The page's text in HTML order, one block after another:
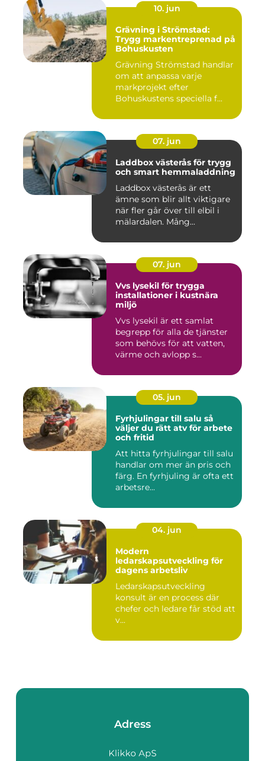
10. jun
Grävning i Strömstad:
Trygg markentreprenad på
Bohuskusten
Grävning Strömstad handlar
om att anpassa varje
markprojekt efter
Bohuskustens speciella f...
07. jun
Laddbox västerås för trygg
och smart hemmaladdning
Laddbox västerås är ett
ämne som blir allt viktigare
när fler går över till elbil i
mälardalen. Mång...
07. jun
Vvs lysekil för trygga
installationer i kustnära
miljö
Vvs lysekil är ett samlat
begrepp för alla de tjänster
som behövs för att vatten,
värme och avlopp s...
05. jun
Fyrhjulingar till salu så
väljer du rätt atv för arbete
och fritid
Att hitta fyrhjulingar till salu
handlar om mer än pris och
färg. En fyrhjuling är ofta ett
arbetsre...
04. jun
Modern
ledarskapsutveckling för
dagens arbetsliv
Ledarskapsutveckling
konsult är en process där
chefer och ledare får stöd att
v...
Adress